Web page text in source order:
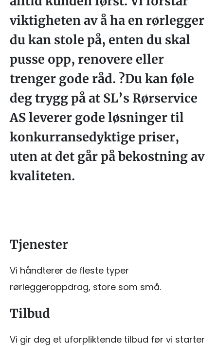
viktigheten av å ha en rørlegger
du kan stole på, enten du skal
pusse opp, renovere eller
trenger gode råd. ?Du kan føle
deg trygg på at SL’s Rørservice
AS leverer gode løsninger til
konkurransedyktige priser,
uten at det går på bekostning av
kvaliteten.
Tjenester
Vi håndterer de fleste typer
rørleggeroppdrag, store som små.
Tilbud
Vi gir deg et uforpliktende tilbud før vi starter